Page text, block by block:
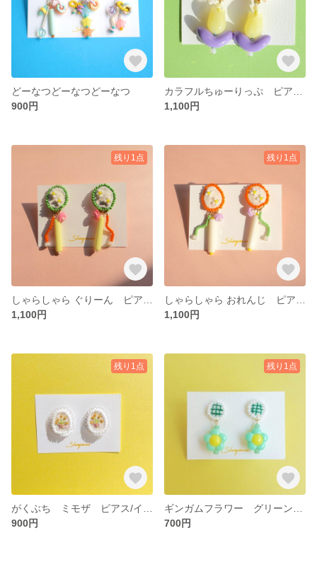
どーなつどーなつどーなつ
900円
1,100円
残り1点
1,100円
残り1点
1,100円
残り1点
900円
残り1点
700円